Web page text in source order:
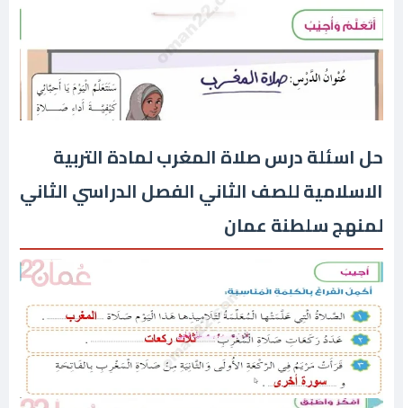
حل اسئلة درس صلاة المغرب لمادة التربية
الاسلامية للصف الثاني الفصل الدراسي الثاني
لمنهج سلطنة عمان